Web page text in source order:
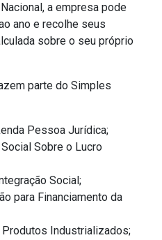
a empresa pode
ano e recolhe seus
sobre o seu próprio
parte do Simples
Pessoa Jurídica;
Sobre o Lucro
Social;
para Financiamento da
Industrializados;